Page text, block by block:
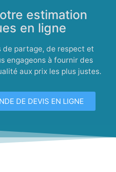
estimation
en ligne
de partage, de respect et
engageons à fournir des
aux prix les plus justes.
DE DEVIS EN LIGNE